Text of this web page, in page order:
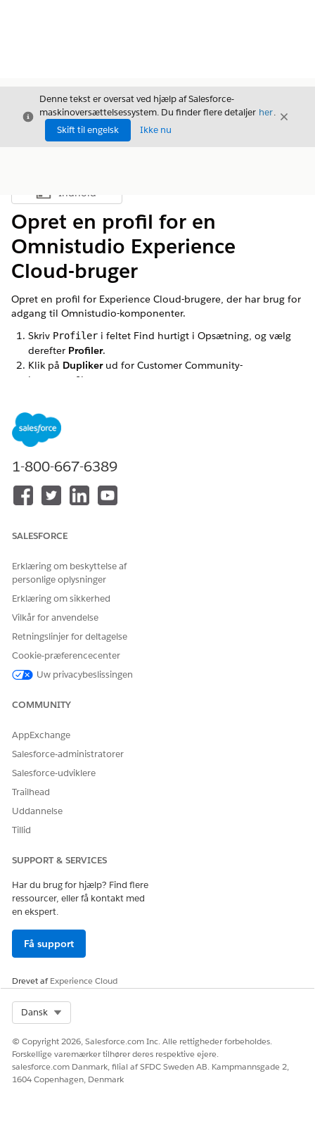
Luk
Denne tekst er oversat ved hjælp af Salesforce-
maskinoversættelsessystem. Du finder flere detaljer her.
Skift til engelsk
Ikke nu
Luk
Vis indholdsfortegnelse
Indhold
Opret en profil for en
Omnistudio Experience
Cloud-bruger
Opret en profil for Experience Cloud-brugere, der har brug for
adgang til Omnistudio-komponenter.
Skriv Profiler i feltet Find hurtigt i Opsætning, og vælg
derefter Profiler.
Klik på Duplikerud for Customer Community-
brugerprofilenavnet.
Du kan lukke denne side, som den er. Men hvis du ønsker
at foretage ændringer, kan du konfigurere dem i henhold
1-800-667-6389
SALESFORCE
Erklæring om beskyttelse af
personlige oplysninger
Erklæring om sikkerhed
Vilkår for anvendelse
Retningslinjer for deltagelse
Cookie-præferencecenter
Uw privacybeslissingen
COMMUNITY
AppExchange
Salesforce-administratorer
Salesforce-udviklere
Trailhead
Uddannelse
Tillid
SUPPORT & SERVICES
Har du brug for hjælp? Find flere
ressourcer, eller få kontakt med
en ekspert.
Få support
Drevet afExperience Cloud
Dansk
© Copyright 2026, Salesforce.com Inc. Alle rettigheder forbeholdes.
Forskellige varemærker tilhører deres respektive ejere.
salesforce.com Danmark, filial af SFDC Sweden AB. Kampmannsgade 2,
1604 Copenhagen, Denmark